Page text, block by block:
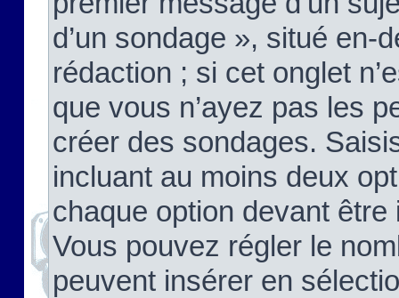
d’un sondage », situé en-
rédaction ; si cet onglet
que vous n’ayez pas les
créer des sondages.
incluant au moins deux
chaque option devant
Vous pouvez régler le
peuvent insérer en